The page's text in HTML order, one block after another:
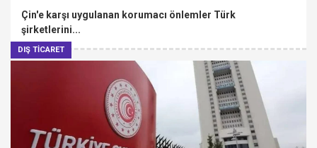
DIŞ TİCARET
Çin'e karşı uygulanan korumacı önlemler Türk
şirketlerini...